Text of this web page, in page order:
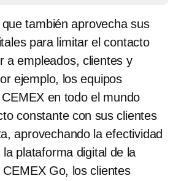
también aprovecha sus
para limitar el contacto
a empleados, clientes y
ejemplo, los equipos
en todo el mundo
constante con sus clientes
aprovechando la efectividad
plataforma digital de la
Go, los clientes